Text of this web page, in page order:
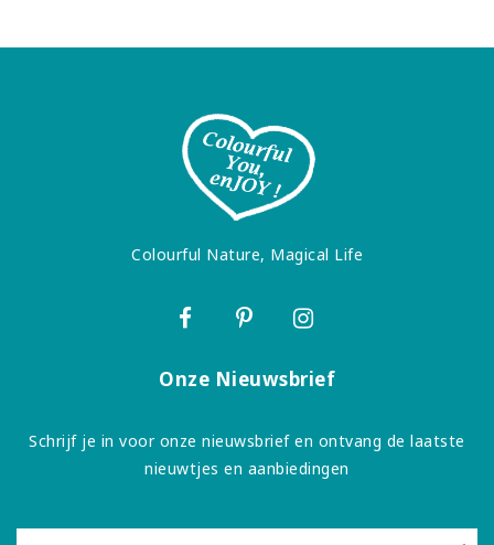
Colourful Nature, Magical Life
Onze Nieuwsbrief
Schrijf je in voor onze nieuwsbrief en ontvang de laatste
nieuwtjes en aanbiedingen